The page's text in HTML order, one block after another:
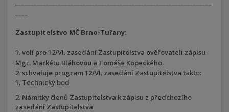
Zastupitelstvo MČ Brno-Tuřany:
1. volí pro 12/VI. zasedání Zastupitelstva ověřovateli zápisu
Mgr. Markétu Bláhovou a Tomáše Kopeckého.
2. schvaluje program 12/VI. zasedání Zastupitelstva takto:
Technický bod
Námitky členů Zastupitelstva k zápisu z předchozího
zasedání Zastupitelstva